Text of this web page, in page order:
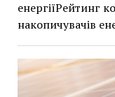
енергіїРейтинг
накопичувачів